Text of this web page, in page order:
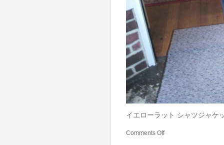
イエローラット シャツジャケ
Comments Off